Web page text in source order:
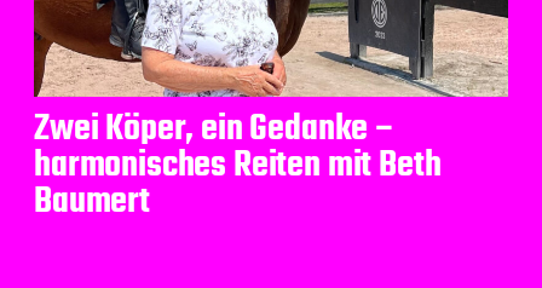
Zwei Köper, ein Gedanke –
harmonisches Reiten mit Beth
Baumert